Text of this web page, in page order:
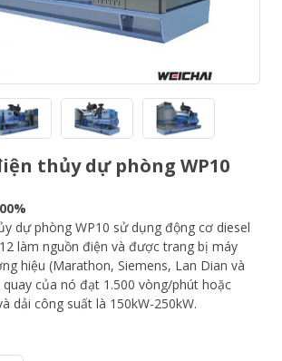
thủy dự phòng WP10
dự phòng WP10 sử dụng động cơ diesel
làm nguồn điện và được trang bị máy
hiệu (Marathon, Siemens, Lan Dian và
của nó đạt 1.500 vòng/phút hoặc
dải công suất là 150kW-250kW.